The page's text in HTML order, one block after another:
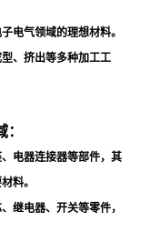
电气领域的理想材料。
、挤出等多种加工工
电器连接器等部件，其
料。
继电器、开关等零件，